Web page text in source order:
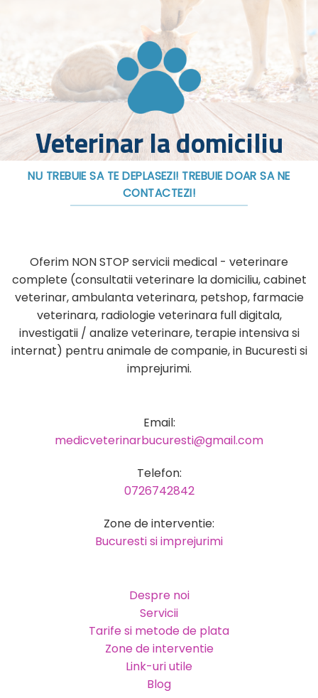
Veterinar la domiciliu
NU TREBUIE SA TE DEPLASEZI! TREBUIE DOAR SA NE
CONTACTEZI!
Oferim NON STOP servicii medical - veterinare
complete (consultatii veterinare la domiciliu, cabinet
veterinar, ambulanta veterinara, petshop, farmacie
veterinara, radiologie veterinara full digitala,
investigatii / analize veterinare, terapie intensiva si
internat) pentru animale de companie, in Bucuresti si
imprejurimi.
Email:
medicveterinarbucuresti@gmail.com
Telefon:
0726742842
Zone de interventie:
Bucuresti si imprejurimi
Despre noi
Servicii
Tarife si metode de plata
Zone de interventie
Link-uri utile
Blog